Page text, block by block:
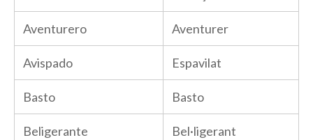
Aventurero Aventurer
Avispado Espavilat
Basto Basto
Beligerante Bel·ligerant